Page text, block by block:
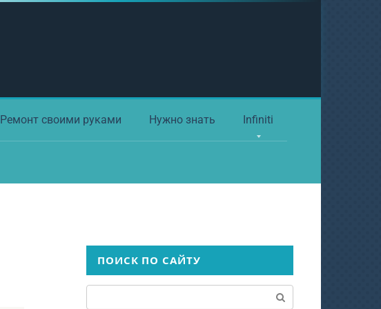
Ремонт своими руками Нужно знать Infiniti
ПОИСК ПО САЙТУ